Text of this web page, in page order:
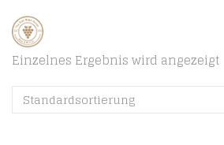
Einzelnes Ergebnis wird angezeigt
Standardsortierung